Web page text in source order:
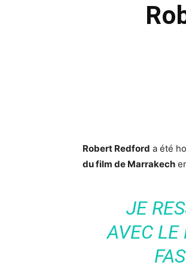
Robert Redford a été
du film de Marrakech
JE
AVEC LE